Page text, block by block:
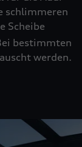
schlimmeren
Scheibe
bestimmten
werden.